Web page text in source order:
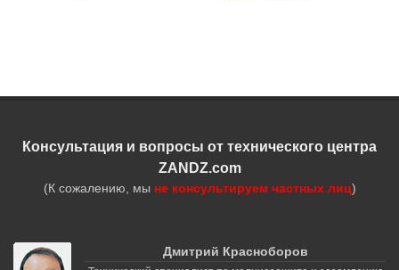
Консультация и вопросы от технического центра
ZANDZ.com
(К сожалению, мы не консультируем частных лиц)
Дмитрий Красноборов